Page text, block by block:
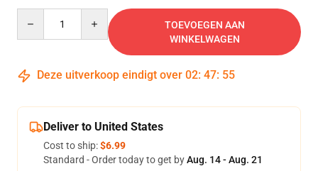
TOEVOEGEN AAN
WINKELWAGEN
Deze uitverkoop eindigt over 02: 47: 54
Deliver to United States
Cost to ship:$6.99
Standard - Order today to get byAug. 14 - Aug. 21